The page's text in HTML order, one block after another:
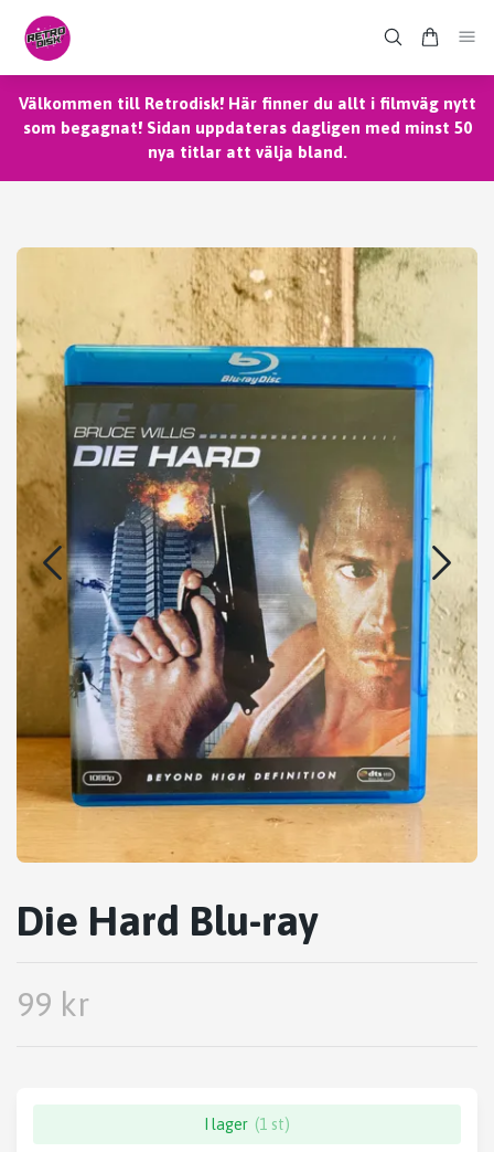
Välkommen till Retrodisk! Här finner du allt i filmväg nytt
som begagnat! Sidan uppdateras dagligen med minst 50
nya titlar att välja bland.
Die Hard Blu-ray
99 kr
I lager (1 st)